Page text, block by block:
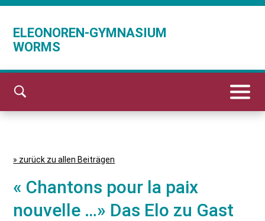
ELEONOREN-GYMNASIUM
WORMS
» zurück zu allen Beiträgen
« Chantons pour la paix
nouvelle …» Das Elo zu Gast